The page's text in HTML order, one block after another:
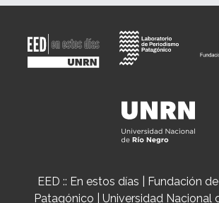
EED :: En estos días | Fundación
Patagónico | Universidad Nacional